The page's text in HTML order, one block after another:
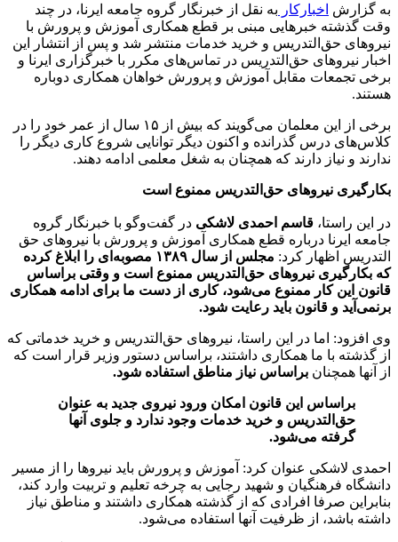
به گزارش اخبارکار به نقل از خبرنگار گروه جامعه ایرنا، در چند
وقت گذشته خبرهایی مبنی بر قطع همکاری آموزش و پرورش با
نیروهای حق‌التدریس و خرید خدمات منتشر شد و پس از انتشار این
اخبار نیروهای حق‌التدریس در تماس‌های مکرر با خبرگزاری ایرنا و
برخی تجمعات مقابل آموزش و پرورش خواهان همکاری دوباره
هستند.
برخی از این معلمان می‌گویند که بیش از ۱۵ سال از عمر خود را در
کلاس‌های درس گذرانده و اکنون دیگر توانایی شروع کاری دیگر را
ندارند و نیاز دارند که همچنان به شغل معلمی ادامه دهند.
بکارگیری نیروهای حق‌التدریس ممنوع است
در این راستا، قاسم احمدی لاشکی در گفت‌وگو با خبرنگار گروه
جامعه ایرنا درباره قطع همکاری آموزش و پرورش با نیروهای حق
‌التدریس اظهار کرد:
مجلس از سال ۱۳۸۹ مصوبه‌ای را ابلاغ کرده
که بکارگیری نیروهای حق‌التدریس ممنوع است و وقتی براساس
قانون این کار ممنوع می‌شود، کاری از دست ما برای ادامه همکاری
برنمی‌آید و قانون باید رعایت شود.
وی افزود: اما در این راستا، نیروهای حق‌التدریس و خرید خدماتی که
از گذشته با ما همکاری داشتند، براساس دستور وزیر قرار است که
از آنها همچنان براساس نیاز مناطق استفاده شود.
براساس این قانون امکان ورود نیروی جدید به عنوان
حق‌التدریس و خرید خدمات وجود ندارد و جلوی آنها
گرفته می‌شود.
احمدی لاشکی عنوان کرد: آموزش و پرورش باید نیروها را از مسیر
دانشگاه فرهنگیان و شهید رجایی به چرخه تعلیم و تربیت وارد کند،
بنابراین صرفا افرادی که از گذشته همکاری داشتند و مناطق نیاز
داشته باشد، از ظرفیت آنها استفاده می‌شود.